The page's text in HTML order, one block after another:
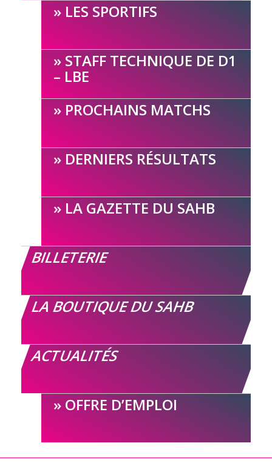
LES SPORTIFS
STAFF TECHNIQUE DE D1
– LBE
PROCHAINS MATCHS
DERNIERS RÉSULTATS
LA GAZETTE DU SAHB
BILLETERIE
LA BOUTIQUE DU SAHB
ACTUALITÉS
OFFRE D’EMPLOI